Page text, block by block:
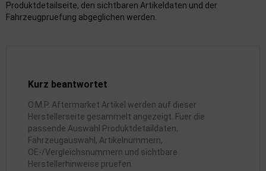
Produktdetailseite, den sichtbaren Artikeldaten und der
Fahrzeugpruefung abgeglichen werden.
Kurz beantwortet
O.M.P. Aftermarket Artikel werden auf dieser
Herstellerseite gesammelt angezeigt. Fuer die
passende Auswahl Produktdetaildaten,
Fahrzeugauswahl, Artikelnummern,
OE-/Vergleichsnummern und sichtbare
Herstellerhinweise pruefen.
Reifen